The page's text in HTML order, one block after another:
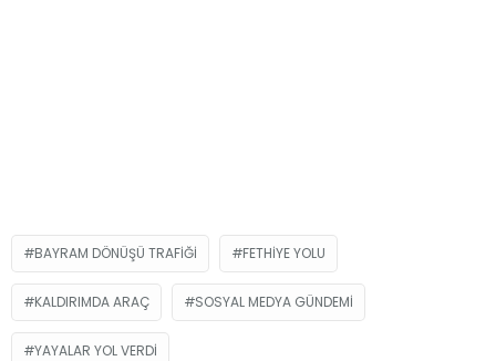
BAYRAM DÖNÜŞÜ TRAFIĞI FETHIYE YOLU
KALDIRIMDA ARAÇ SOSYAL MEDYA GÜNDEMI
YAYALAR YOL VERDI